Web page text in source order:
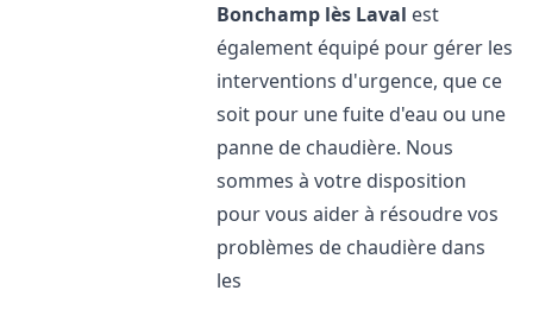
Bonchamp lès Laval est
également équipé pour gérer les
interventions d'urgence, que ce
soit pour une fuite d'eau ou une
panne de chaudière. Nous
sommes à votre disposition
pour vous aider à résoudre vos
problèmes de chaudière dans
les